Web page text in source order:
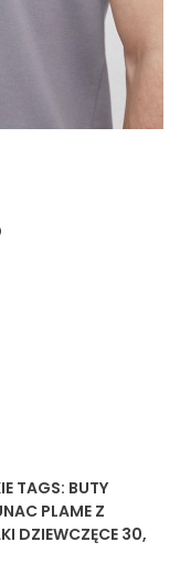
TAGS: BUTY
PLAME Z
DZIEWCZĘCE 30,